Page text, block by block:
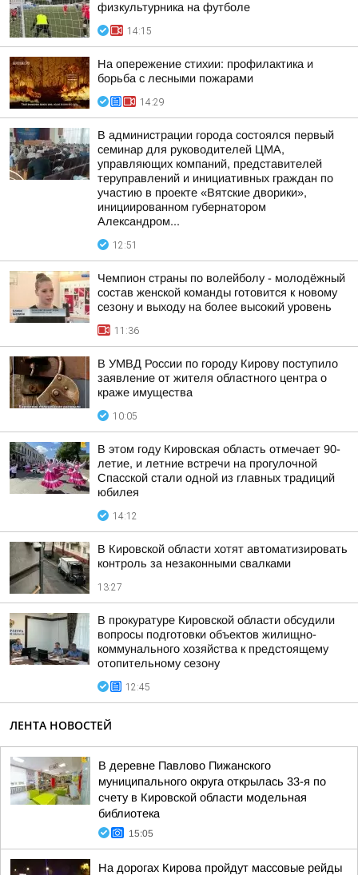
физкультурника на футболе
14:15
На опережение стихии: профилактика и
борьба с лесными пожарами
14:29
В администрации города состоялся первый
семинар для руководителей ЦМА,
управляющих компаний, представителей
теруправлений и инициативных граждан по
участию в проекте «Вятские дворики»,
инициированном губернатором
Александром...
12:51
Чемпион страны по волейболу - молодёжный
состав женской команды готовится к новому
сезону и выходу на более высокий уровень
11:36
В УМВД России по городу Кирову поступило
заявление от жителя областного центра о
краже имущества
10:05
В этом году Кировская область отмечает 90-
летие, и летние встречи на прогулочной
Спасской стали одной из главных традиций
юбилея
14:12
В Кировской области хотят автоматизировать
контроль за незаконными свалками
13:27
В прокуратуре Кировской области обсудили
вопросы подготовки объектов жилищно-
коммунального хозяйства к предстоящему
отопительному сезону
12:45
ЛЕНТА НОВОСТЕЙ
В деревне Павлово Пижанского
муниципального округа открылась 33-я по
счету в Кировской области модельная
библиотека
15:05
На дорогах Кирова пройдут массовые рейды